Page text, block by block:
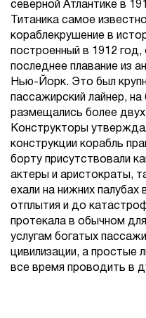
северной Атлантике в
Титаника самое
кораблекрушение в
построенный в 1912 год,
последнее плавание из
Нью-Йорк. Это был
пассажирский лайнер,
размещались более
Конструкторы
конструкции корабль
борту присутствовали
актеры и аристократы,
ехали на нижних
отплытия и до
протекала в обычном
услугам богатых
цивилизации, а простые
все время проводить в